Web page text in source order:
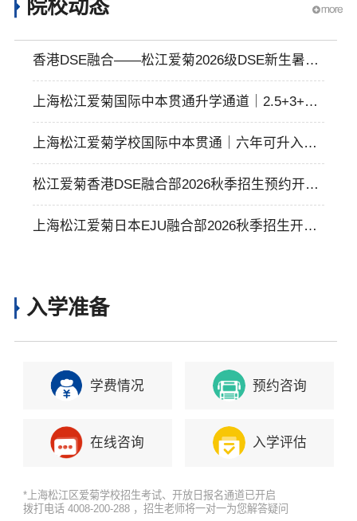
院校动态
香港DSE融合——松江爱菊2026级DSE新生暑期
集训营，两周知识加速与成长闭环之旅
上海松江爱菊国际中本贯通升学通道｜2.5+3+1
贯通模式
上海松江爱菊学校国际中本贯通｜六年可升入海
外大学读本科
松江爱菊香港DSE融合部2026秋季招生预约开
启！
上海松江爱菊日本EJU融合部2026秋季招生开启
入学准备
学费情况 预约咨询
在线咨询 入学评估
*上海松江区爱菊学校招生考试、开放日报名通道已开启
拨打电话 4008-200-288 ，招生老师将一对一为您解答疑问